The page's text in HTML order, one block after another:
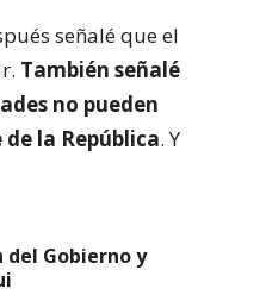
señalé que el
También señalé
no pueden
la República. Y
del Gobierno y